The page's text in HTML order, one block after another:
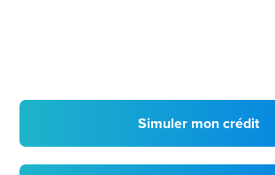
Simuler mon crédit